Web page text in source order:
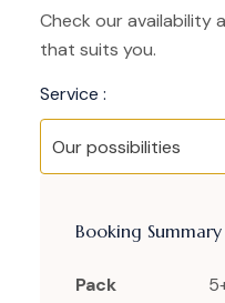
Check our availability
that suits you.
Service :
Booking Summary
Pack